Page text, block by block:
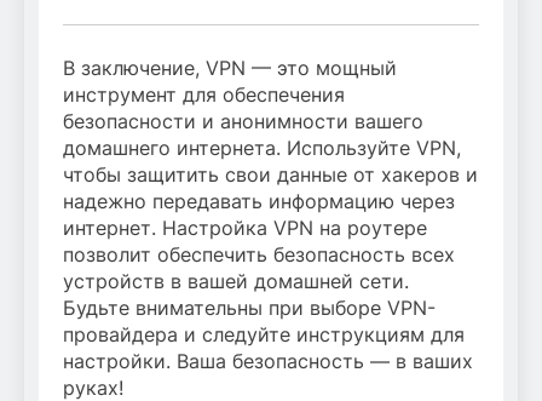
В заключение, VPN — это мощный
инструмент для обеспечения
безопасности и анонимности вашего
домашнего интернета. Используйте VPN,
чтобы защитить свои данные от хакеров и
надежно передавать информацию через
интернет. Настройка VPN на роутере
позволит обеспечить безопасность всех
устройств в вашей домашней сети.
Будьте внимательны при выборе VPN-
провайдера и следуйте инструкциям для
настройки. Ваша безопасность — в ваших
руках!